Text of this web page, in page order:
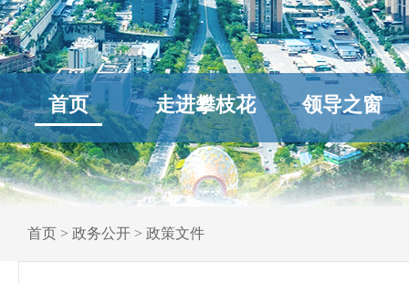
首页 走进攀枝花 领导之窗
首页 > 政务公开 > 政策文件